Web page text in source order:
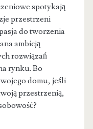
spotykają
przestrzeni
do tworzenia
ambicją
rozwiązań
rynku. Bo
domu, jeśli
przestrzenią,